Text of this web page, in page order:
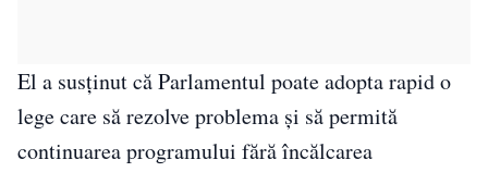
El a susținut că Parlamentul poate adopta rapid o
lege care să rezolve problema și să permită
continuarea programului fără încălcarea